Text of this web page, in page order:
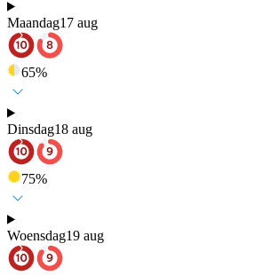
Maandag17 aug
65%
Dinsdag18 aug
75%
Woensdag19 aug